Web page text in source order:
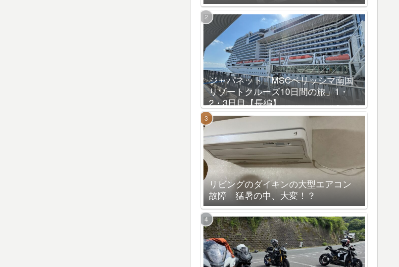
ジャパネット「MSCベリッシマ南国
リゾートクルーズ10日間の旅」1・
2・3日目【長編】
リビングのダイキンの大型エアコン
故障 猛暑の中、大変！？